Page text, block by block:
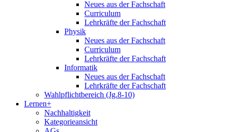
Neues aus der Fachschaft
Curriculum
Lehrkräfte der Fachschaft
Physik
Neues aus der Fachschaft
Curriculum
Lehrkräfte der Fachschaft
Informatik
Neues aus der Fachschaft
Lehrkräfte der Fachschaft
Wahlpflichtbereich (Jg.8-10)
Lernen+
Nachhaltigkeit
Kategorieansicht